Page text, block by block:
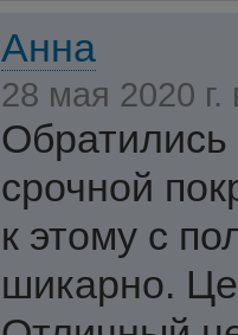
Анна
28 мая 2020 г.
Обратились
срочной
к этому с
шикарно.